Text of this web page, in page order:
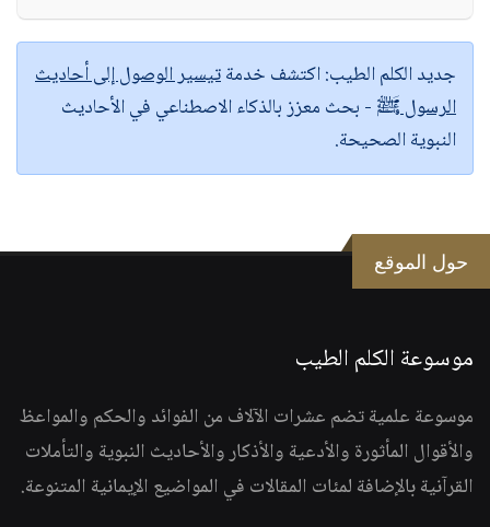
جديد الكلم الطيب:اكتشف خدمةتيسير الوصول إلى أحاديث
الرسول ﷺ - بحث معزز بالذكاء الاصطناعي في الأحاديث
النبوية الصحيحة.
حول الموقع
موسوعة الكلم الطيب
موسوعة علمية تضم عشرات الآلاف من الفوائد والحكم والمواعظ
والأقوال المأثورة والأدعية والأذكار والأحاديث النبوية والتأملات
القرآنية بالإضافة لمئات المقالات في المواضيع الإيمانية المتنوعة.